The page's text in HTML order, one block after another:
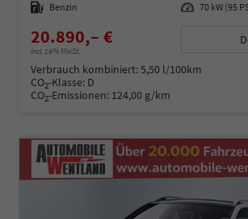
Kraftstoff Benzin Leistung 70 kW (95
20.890,– €
incl. 19% MwSt.
Verbrauch kombiniert:5,50 l/100km
CO2-Klasse: D
CO2-Emissionen: 124,00 g/km